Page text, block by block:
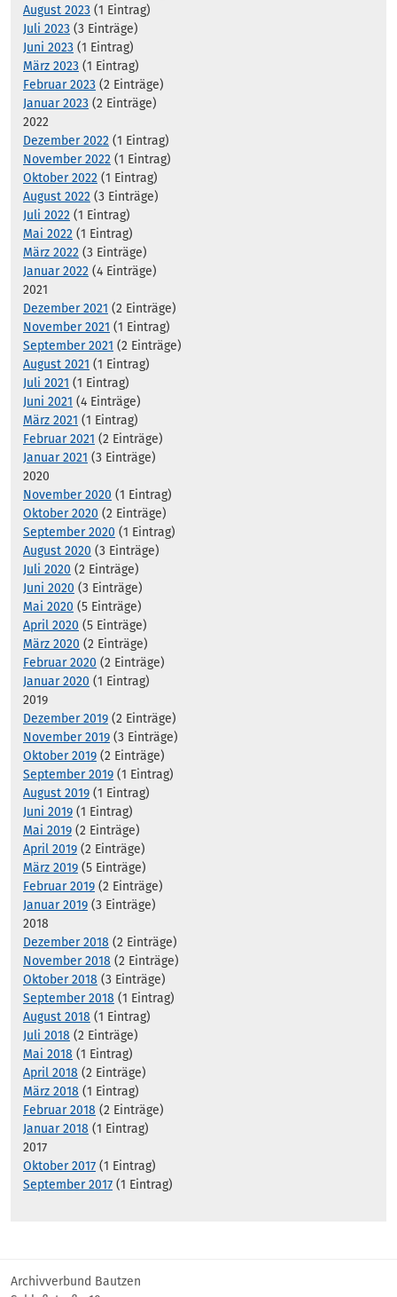
August 2023 (1 Eintrag)
Juli 2023 (3 Einträge)
Juni 2023 (1 Eintrag)
März 2023 (1 Eintrag)
Februar 2023 (2 Einträge)
Januar 2023 (2 Einträge)
2022
Dezember 2022 (1 Eintrag)
November 2022 (1 Eintrag)
Oktober 2022 (1 Eintrag)
August 2022 (3 Einträge)
Juli 2022 (1 Eintrag)
Mai 2022 (1 Eintrag)
März 2022 (3 Einträge)
Januar 2022 (4 Einträge)
2021
Dezember 2021 (2 Einträge)
November 2021 (1 Eintrag)
September 2021 (2 Einträge)
August 2021 (1 Eintrag)
Juli 2021 (1 Eintrag)
Juni 2021 (4 Einträge)
März 2021 (1 Eintrag)
Februar 2021 (2 Einträge)
Januar 2021 (3 Einträge)
2020
November 2020 (1 Eintrag)
Oktober 2020 (2 Einträge)
September 2020 (1 Eintrag)
August 2020 (3 Einträge)
Juli 2020 (2 Einträge)
Juni 2020 (3 Einträge)
Mai 2020 (5 Einträge)
April 2020 (5 Einträge)
März 2020 (2 Einträge)
Februar 2020 (2 Einträge)
Januar 2020 (1 Eintrag)
2019
Dezember 2019 (2 Einträge)
November 2019 (3 Einträge)
Oktober 2019 (2 Einträge)
September 2019 (1 Eintrag)
August 2019 (1 Eintrag)
Juni 2019 (1 Eintrag)
Mai 2019 (2 Einträge)
April 2019 (2 Einträge)
März 2019 (5 Einträge)
Februar 2019 (2 Einträge)
Januar 2019 (3 Einträge)
2018
Dezember 2018 (2 Einträge)
November 2018 (2 Einträge)
Oktober 2018 (3 Einträge)
September 2018 (1 Eintrag)
August 2018 (1 Eintrag)
Juli 2018 (2 Einträge)
Mai 2018 (1 Eintrag)
April 2018 (2 Einträge)
März 2018 (1 Eintrag)
Februar 2018 (2 Einträge)
Januar 2018 (1 Eintrag)
2017
Oktober 2017 (1 Eintrag)
September 2017 (1 Eintrag)
Archivverbund Bautzen